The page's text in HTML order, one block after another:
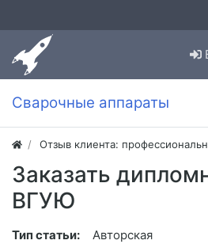
Сварочные аппараты
Отзыв клиента:
Заказать
ВГУЮ
Тип статьи: Авторская